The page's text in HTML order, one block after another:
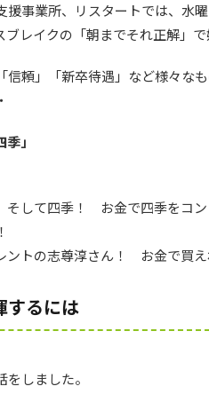
援事業所、リスタートでは、水
レイクの「朝までそれ正解」で
信頼」「新卒待遇」など様々な
」
そして四季！ お金で四季をコ
ントの志尊淳さん！ お金で買
するには
をしました。